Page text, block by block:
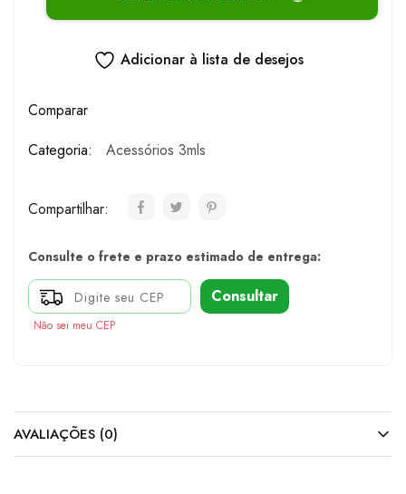
Adicionar à lista de desejos
Comparar
Categoria:
Acessórios 3mls
Compartilhar:
Consulte o frete e prazo estimado de entrega:
Consultar
Não sei meu CEP
AVALIAÇÕES (0)